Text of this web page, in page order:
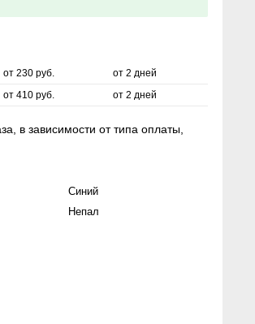
от 230 руб.
от 2 дней
от 410 руб. от 2 дней
в зависимости от типа оплаты,
Синий
Непал